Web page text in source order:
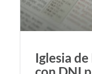
Iglesia de